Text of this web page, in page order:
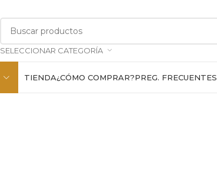
SELECCIONAR CATEGORÍA
TIENDA¿CÓMO COMPRAR?PREG. FRECUENTES